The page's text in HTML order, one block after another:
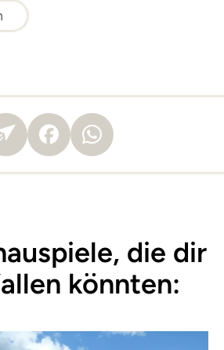
die dir
könnten: